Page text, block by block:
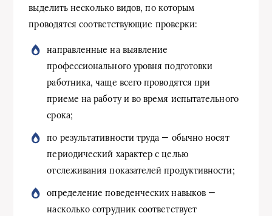
выделить несколько видов, по которым
проводятся соответствующие проверки:
направленные на выявление
профессионального уровня подготовки
работника, чаще всего проводятся при
приеме на работу и во время испытательного
срока;
по результативности труда — обычно носят
периодический характер с целью
отслеживания показателей продуктивности;
определение поведенческих навыков —
насколько сотрудник соответствует